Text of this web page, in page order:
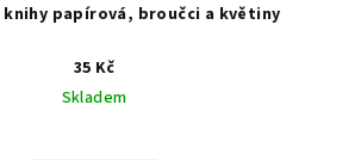
knihy papírová, broučci a květiny
35 Kč
Skladem